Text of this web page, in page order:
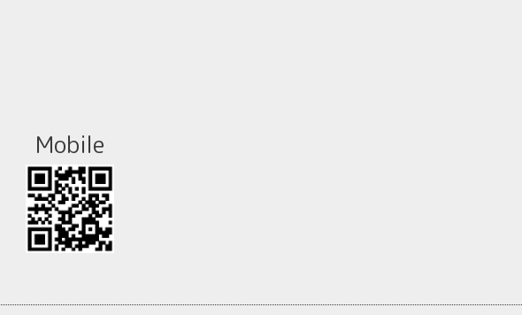
Mobile